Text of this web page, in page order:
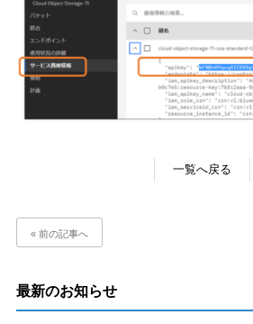
一覧へ戻る
« 前の記事へ
最新のお知らせ